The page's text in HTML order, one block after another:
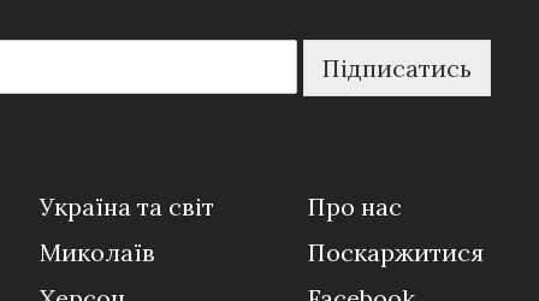
Підписатись
Україна та світ
Миколаїв
Про нас
Поскаржитися